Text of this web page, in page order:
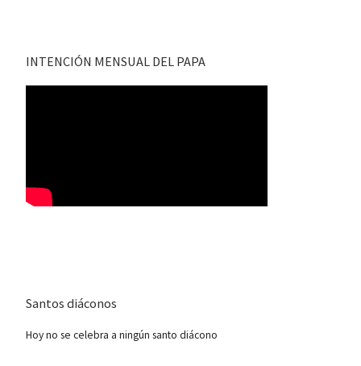
INTENCIÓN MENSUAL DEL PAPA
Santos diáconos
Hoy no se celebra a ningún santo diácono